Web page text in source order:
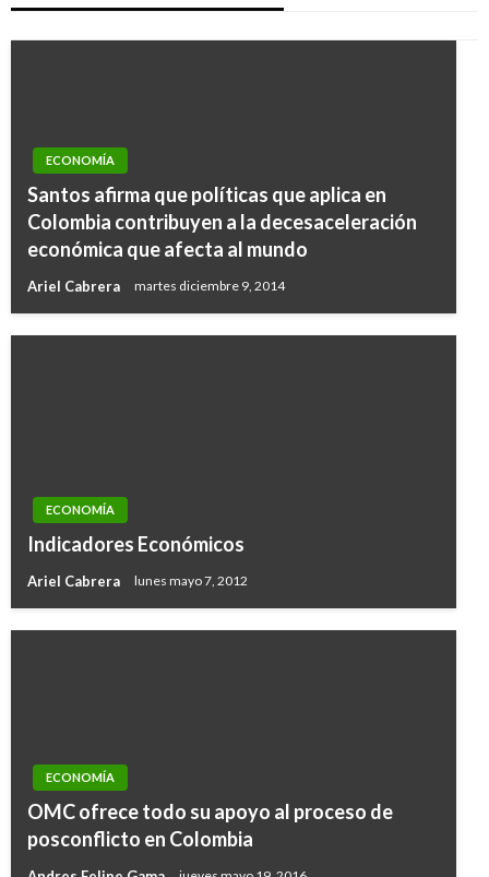
ECONOMÍA
Santos afirma que políticas que aplica en
Colombia contribuyen a la decesaceleración
económica que afecta al mundo
Ariel Cabrera martes diciembre 9, 2014
ECONOMÍA
Indicadores Económicos
Ariel Cabrera lunes mayo 7, 2012
ECONOMÍA
OMC ofrece todo su apoyo al proceso de
posconflicto en Colombia